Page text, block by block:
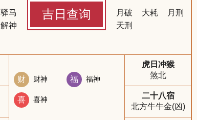
驿马
解神
吉日查询
月破
大耗
月刑
天刑
财 财神 福 福神
喜 喜神
虎日冲猴
煞北
二十八宿
北方牛牛金(凶)